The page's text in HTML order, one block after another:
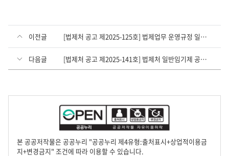
이전글 [법제처 공고 제2025-125호] 법제업무 운영규정 일부개정령안 입법예고 공고문
다음글 [법제처 공고 제2025-141호] 법제처 일반임기제 공무원 경력경쟁채용시험 공고
본 공공저작물은 공공누리 "공공누리 제4유형:출처표시+상업적이용금
지+변경금지" 조건에 따라 이용할 수 있습니다.